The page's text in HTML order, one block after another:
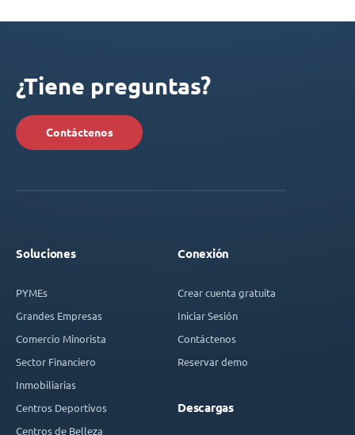
¿Tiene preguntas?
Contáctenos
Soluciones
PYMEs
Grandes Empresas
Comercio Minorista
Sector Financiero
Inmobiliarias
Centros Deportivos
Centros de Belleza
Conexión
Crear cuenta gratuita
Iniciar Sesión
Contáctenos
Reservar demo
Descargas